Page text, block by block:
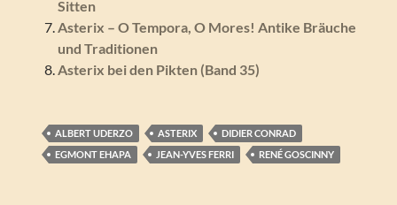
Sitten
Asterix – O Tempora, O Mores! Antike Bräuche
und Traditionen
Asterix bei den Pikten (Band 35)
ALBERT UDERZO ASTERIX
DIDIER CONRAD
EGMONT EHAPA
JEAN-YVES FERRI RENÉ GOSCINNY